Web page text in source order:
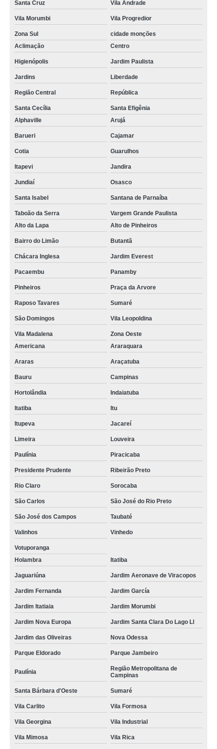
Santa Cruz Vila Andrade
Vila Morumbi Vila Progredior
Zona Sul
cidade monções
Aclimação
Centro
Higienópolis Jardim Paulista
Jardins Liberdade
Região Central República
Santa Cecília
Santa Efigênia
Alphaville
Arujá
Barueri Cajamar
Cotia Guarulhos
Itapevi Jandira
Jundiaí Osasco
Santa Isabel Santana de Parnaíba
Taboão da Serra
Vargem Grande Paulista
Alto da Lapa
Alto de Pinheiros
Bairro do Limão Butantã
Chácara Inglesa Jardim Everest
Pacaembu Panamby
Pinheiros Praça da Arvore
Raposo Tavares Sumaré
São Domingos Vila Leopoldina
Vila Madalena
Zona Oeste
Americana
Araraquara
Araras Araçatuba
Bauru Campinas
Hortolândia Indaiatuba
Itatiba Itu
Itupeva Jacareí
Limeira Louveira
Paulínia Piracicaba
Presidente Prudente Ribeirão Preto
Rio Claro Sorocaba
São Carlos São José do Rio Preto
São José dos Campos Taubaté
Valinhos Vinhedo
Votuporanga
Holambra
Itatiba
Jaguariúna Jardim Aeronave de Viracopos
Jardim Fernanda Jardim García
Jardim Itatiaia Jardim Morumbi
Jardim Nova Europa Jardim Santa Clara Do Lago Ll
Jardim das Oliveiras Nova Odessa
Parque Eldorado Parque Jambeiro
Paulínia
Região Metropolitana de
Campinas
Santa Bárbara d'Oeste Sumaré
Vila Carlito Vila Formosa
Vila Georgina Vila Industrial
Vila Mimosa Vila Rica